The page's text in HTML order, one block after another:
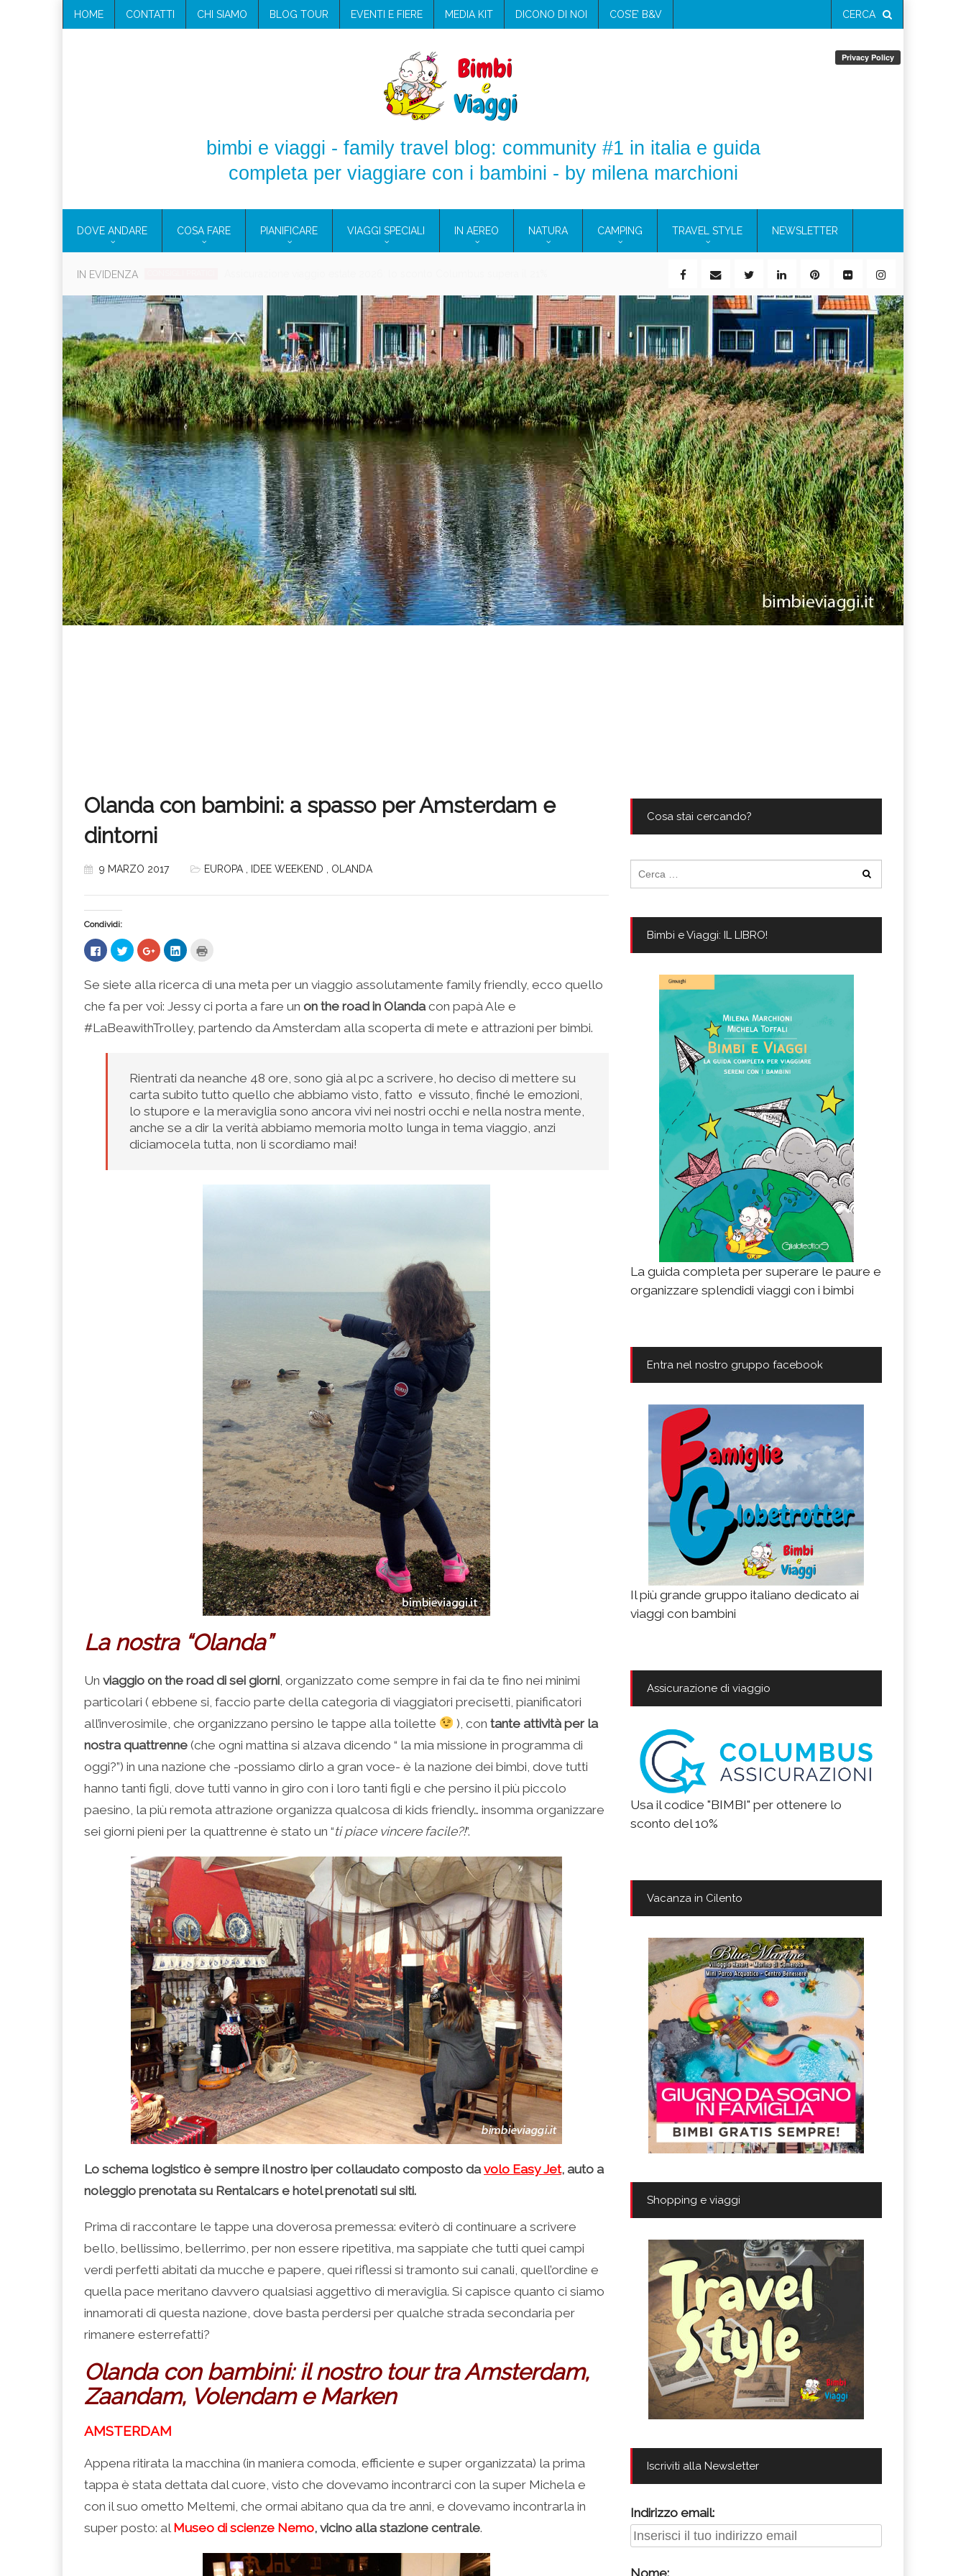
HOME CONTATTI CHI SIAMO BLOG TOUR EVENTI E FIERE MEDIA KIT DICONO DI NOI COS’E’ B&V CERCA
bimbi e viaggi - family travel blog: community #1 in italia e guida
completa per viaggiare con i bambini - by milena marchioni
DOVE ANDARE COSA FARE PIANIFICARE VIAGGI SPECIALI IN AEREO NATURA CAMPING TRAVEL STYLE NEWSLETTER
IN EVIDENZA
Villaggio per famiglie in Cilento: il Blue Marine di Marina di Camerota
CAMPEGGIO Vacanze in campeggio con i bambini: come trovare l’offerta migliore?
CONSIGLI PRATICI Assicurazione viaggio estate 2026: lo sconto Columbus supera il 21%
Olanda con bambini: a spasso per Amsterdam e
dintorni
9 MARZO 2017 EUROPA IDEE WEEKEND OLANDA
Condividi:
Fai
clic
su
Facebook
(Si
apre
una
nuova
Fai
clic
condividere
su
(Si
in
una
Fai
clic
condividere
su
Google+
(Si
in
una
Fai
clic
condividere
su
LinkedIn
(Si
apre
in
una
stampare
(Si
apre
in
una
nuova
finestra)
Se siete alla ricerca di una meta per un viaggio assolutamente family friendly, ecco quello
che fa per voi: Jessy ci porta a fare un on the road in Olandacon papà Ale e
#LaBeawithTrolley, partendo da Amsterdam alla scoperta di mete e attrazioni per bimbi.
Rientrati da neanche 48 ore, sono già al pc a scrivere, ho deciso di mettere su
carta subito tutto quello che abbiamo visto, fatto e vissuto, finché le emozioni,
lo stupore e la meraviglia sono ancora vivi nei nostri occhi e nella nostra mente,
anche se a dir la verità abbiamo memoria molto lunga in tema viaggio, anzi
diciamocela tutta, non li scordiamo mai!
La nostra “Olanda”
Un viaggio on the road di sei giorni , organizzato come sempre in fai da te fino nei minimi
particolari ( ebbene si, faccio parte della categoria di viaggiatori precisetti, pianificatori
all’inverosimile, che organizzano persino le tappe alla toilette
), con tante attività per la
nostra quattrenne (che ogni mattina si alzava dicendo “ la mia missione in programma di
oggi?”) in una nazione che -possiamo dirlo a gran voce- è la nazione dei bimbi, dove tutti
hanno tanti figli, dove tutti vanno in giro con i loro tanti figli e che persino il più piccolo
paesino, la più remota attrazione organizza qualcosa di kids friendly… insomma organizzare
sei giorni pieni per la quattrenne è stato un “ti piace vincere facile?!”.
Lo schema logistico è sempre il nostro iper collaudato composto davolo Easy Jet, auto a
noleggio prenotata su Rentalcars e hotel prenotati sui siti.
Prima di raccontare le tappe una doverosa premessa: eviterò di continuare a scrivere
bello, bellissimo, bellerrimo, per non essere ripetitiva, ma sappiate che tutti quei campi
verdi perfetti abitati da mucche e papere, quei riflessi si tramonto sui canali, quell’ordine e
quella pace meritano davvero qualsiasi aggettivo di meraviglia. Si capisce quanto ci siamo
innamorati di questa nazione, dove basta perdersi per qualche strada secondaria per
rimanere esterrefatti?
Olanda con bambini: il nostro tour tra Amsterdam,
Zaandam, Volendam e Marken
AMSTERDAM
Appena ritirata la macchina (in maniera comoda, efficiente e super organizzata) la prima
tappa è stata dettata dal cuore, visto che dovevamo incontrarci con la super Michela e
con il suo ometto Meltemi, che ormai abitano qua da tre anni, e dovevamo incontrarla in
super posto: al Museo di scienze Nemo, vicino alla stazione centrale.
Cosa stai cercando?
per:
Bimbi e Viaggi: IL LIBRO!
La guida completa per superare le paure e
organizzare splendidi viaggi con i bimbi
Entra nel nostro gruppo facebook
Il più grande gruppo italiano dedicato ai
viaggi con bambini
Assicurazione di viaggio
Usa il codice "BIMBI" per ottenere lo
sconto del 10%
Vacanza in Cilento
Shopping e viaggi
Iscriviti alla Newsletter
Indirizzo email: